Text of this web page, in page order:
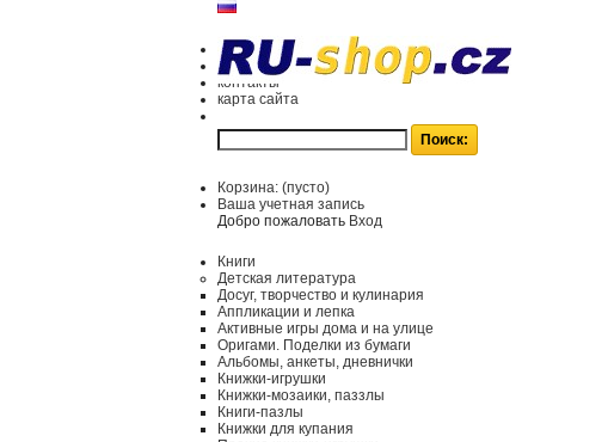
контакты
карта сайта
Корзина: (пусто)
Ваша учетная запись
Добро пожаловать Вход
Книги
Детская литература
Досуг, творчество и кулинария
Аппликации и лепка
Активные игры дома и на улице
Оригами. Поделки из бумаги
Альбомы, анкеты, дневнички
Книжки-игрушки
Книжки-мозаики, паззлы
Книги-пазлы
Книжки для купания